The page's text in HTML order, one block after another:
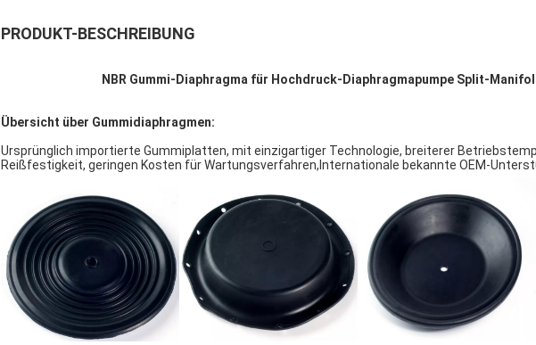
PRODUKT-BESCHREIBUNG
NBR Gummi-Diaphragma für Hochdruck-Diaphragmapumpe Split-
Übersicht über Gummidiaphragmen:
Ursprünglich importierte Gummiplatten, mit einzigartiger Technologie, breiterer
Reißfestigkeit, geringen Kosten für Wartungsverfahren,Internationale bekannte OEM-